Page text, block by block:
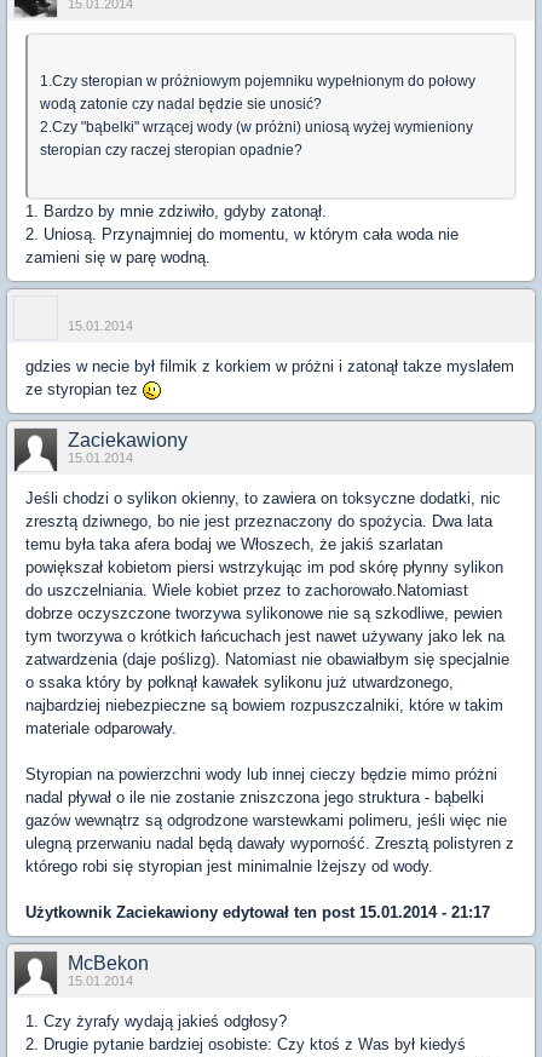
15.01.2014
1.Czy steropian w próżniowym pojemniku wypełnionym do połowy
wodą zatonie czy nadal będzie sie unosić?
2.Czy "bąbelki" wrzącej wody (w próżni) uniosą wyżej wymieniony
steropian czy raczej steropian opadnie?
1. Bardzo by mnie zdziwiło, gdyby zatonął.
2. Uniosą. Przynajmniej do momentu, w którym cała woda nie
zamieni się w parę wodną.
15.01.2014
gdzies w necie był filmik z korkiem w próżni i zatonął takze myslałem
ze styropian tez
Zaciekawiony
15.01.2014
Jeśli chodzi o sylikon okienny, to zawiera on toksyczne dodatki, nic
zresztą dziwnego, bo nie jest przeznaczony do spożycia. Dwa lata
temu była taka afera bodaj we Włoszech, że jakiś szarlatan
powiększał kobietom piersi wstrzykując im pod skórę płynny sylikon
do uszczelniania. Wiele kobiet przez to zachorowało.Natomiast
dobrze oczyszczone tworzywa sylikonowe nie są szkodliwe, pewien
tym tworzywa o krótkich łańcuchach jest nawet używany jako lek na
zatwardzenia (daje poślizg). Natomiast nie obawiałbym się specjalnie
o ssaka który by połknął kawałek sylikonu już utwardzonego,
najbardziej niebezpieczne są bowiem rozpuszczalniki, które w takim
materiale odparowały.
Styropian na powierzchni wody lub innej cieczy będzie mimo próżni
nadal pływał o ile nie zostanie zniszczona jego struktura - bąbelki
gazów wewnątrz są odgrodzone warstewkami polimeru, jeśli więc nie
ulegną przerwaniu nadal będą dawały wyporność. Zresztą polistyren z
którego robi się styropian jest minimalnie lżejszy od wody.
Użytkownik Zaciekawiony edytował ten post 15.01.2014 - 21:17
McBekon
15.01.2014
1. Czy żyrafy wydają jakieś odgłosy?
2. Drugie pytanie bardziej osobiste: Czy ktoś z Was był kiedyś